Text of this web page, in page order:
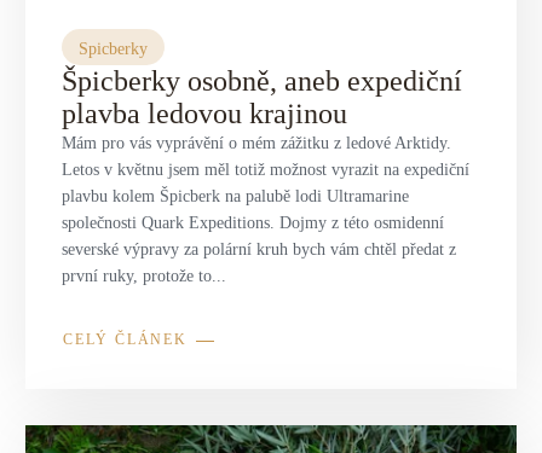
Spicberky
Špicberky osobně, aneb expediční
plavba ledovou krajinou
Mám pro vás vyprávění o mém zážitku z ledové Arktidy.
Letos v květnu jsem měl totiž možnost vyrazit na expediční
plavbu kolem Špicberk na palubě lodi Ultramarine
společnosti Quark Expeditions. Dojmy z této osmidenní
severské výpravy za polární kruh bych vám chtěl předat z
první ruky, protože to...
CELÝ ČLÁNEK